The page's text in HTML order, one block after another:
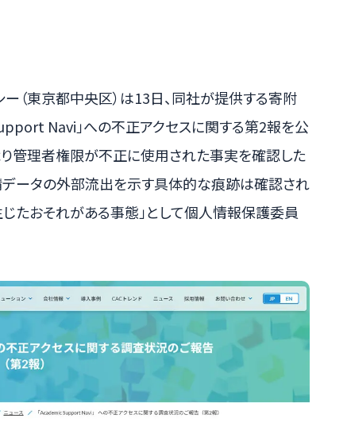
（東京都中央区）は13日、同社が提供する寄附
Navi」への不正アクセスに関する第2報を公
管理者権限が不正に使用された事実を確認した
データの外部流出を示す具体的な痕跡は確認され
たおそれがある事態」として個人情報保護委員